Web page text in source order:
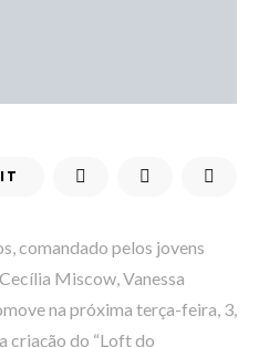
comandado pelos jovens
Miscow, Vanessa
na próxima terça-feira, 3,
criação do “Loft do